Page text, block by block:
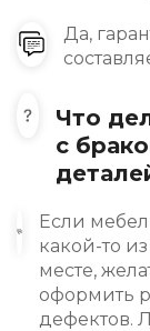
Да,
Что
с
Если
какой-то
месте,
оформить
дефектов.